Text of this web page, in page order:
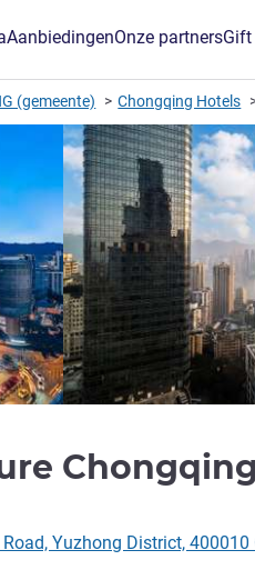
AanbiedingenOnze partnersGift
(gemeente) Chongqing Hotels
Yuzhong District, 400010